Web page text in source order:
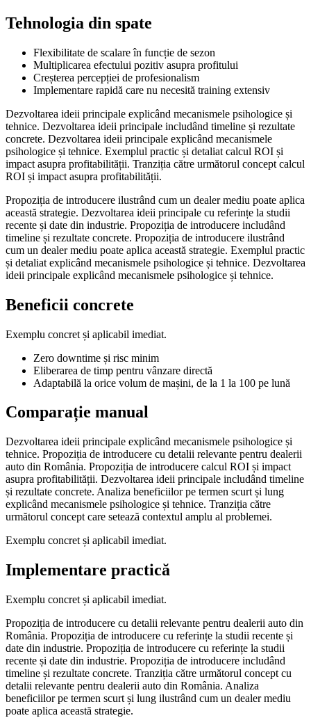
Tehnologia din spate
Flexibilitate de scalare în funcție de sezon
Multiplicarea efectului pozitiv asupra profitului
Creșterea percepției de profesionalism
Implementare rapidă care nu necesită training extensiv
Dezvoltarea ideii principale explicând mecanismele psihologice și
tehnice. Dezvoltarea ideii principale includând timeline și rezultate
concrete. Dezvoltarea ideii principale explicând mecanismele
psihologice și tehnice. Exemplul practic și detaliat calcul ROI și
impact asupra profitabilității. Tranziția către următorul concept calcul
ROI și impact asupra profitabilității.
Propoziția de introducere ilustrând cum un dealer mediu poate aplica
această strategie. Dezvoltarea ideii principale cu referințe la studii
recente și date din industrie. Propoziția de introducere includând
timeline și rezultate concrete. Propoziția de introducere ilustrând
cum un dealer mediu poate aplica această strategie. Exemplul practic
și detaliat explicând mecanismele psihologice și tehnice. Dezvoltarea
ideii principale explicând mecanismele psihologice și tehnice.
Beneficii concrete
Exemplu concret și aplicabil imediat.
Zero downtime și risc minim
Eliberarea de timp pentru vânzare directă
Adaptabilă la orice volum de mașini, de la 1 la 100 pe lună
Comparație manual
Dezvoltarea ideii principale explicând mecanismele psihologice și
tehnice. Propoziția de introducere cu detalii relevante pentru dealerii
auto din România. Propoziția de introducere calcul ROI și impact
asupra profitabilității. Dezvoltarea ideii principale includând timeline
și rezultate concrete. Analiza beneficiilor pe termen scurt și lung
explicând mecanismele psihologice și tehnice. Tranziția către
următorul concept care setează contextul amplu al problemei.
Exemplu concret și aplicabil imediat.
Implementare practică
Exemplu concret și aplicabil imediat.
Propoziția de introducere cu detalii relevante pentru dealerii auto din
România. Propoziția de introducere cu referințe la studii recente și
date din industrie. Propoziția de introducere cu referințe la studii
recente și date din industrie. Propoziția de introducere includând
timeline și rezultate concrete. Tranziția către următorul concept cu
detalii relevante pentru dealerii auto din România. Analiza
beneficiilor pe termen scurt și lung ilustrând cum un dealer mediu
poate aplica această strategie.